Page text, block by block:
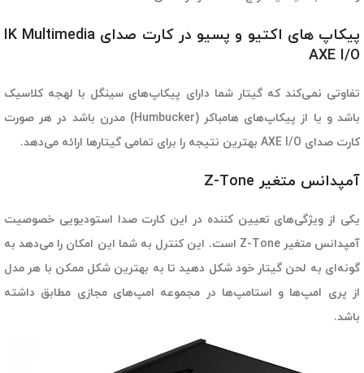
پیکاپ های اکتیو و پسیو در کارت صدای IK Multimedia
AXE I/O
تفاوتی نمی‌کند که گیتار شما دارای پیکاپ‌های سینگل با لهجه کلاسیک
باشد و یا از پیکاپ‌های هامباکر (Humbucker) مدرن باشد در هر صورت
کارت صدای AXE I/O بهترین نتیجه را برای تمامی گیتارها ارائه می‌دهد.
آمپدانس متغیر Z-Tone
یکی از ویژگی‌های تعیین کننده در این کارت صدا استودیویی خصوصیت
آمپدانس متغیر Z-Tone است. این کنترل به شما این امکان را می‌دهد به
گونه‌ای به لحن گیتار خود شکل دهید تا به بهترین شکل ممکن با هر مدل
از پری امپ‌ها و استامپ‌ها در مجموعه امپ‌های مجازی مطابق داشته
باشد.